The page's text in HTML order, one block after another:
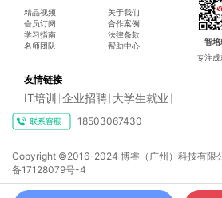
简化模型优化流程
降低运营成本
三、Dify 和 Coze 怎么选？看需求就明白
（1）两者的区别
Coze（扣子）：适合非程序员，0 代
教学助手；有 60 多个现成插件，还能
精品视频
会员订阅
学习指南
名师团队
关于我们
合作案例
法律条款
帮助中心
智
专注成
友情链接
IT培训 企业招聘 大学生就业
18503067430
Copyright ©2016-2024 博睿（广州）科技有限
备17128079号-4
博睿谷IT培训订阅，你想了解什